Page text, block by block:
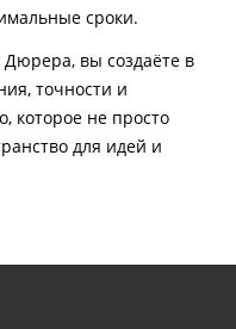
сроки.
вы создаёте в
точности и
которое не просто
для идей и